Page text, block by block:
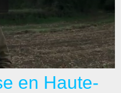
en Haute-